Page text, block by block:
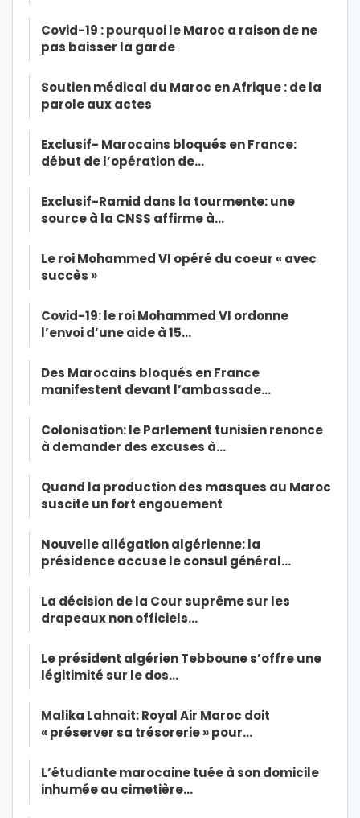
Covid-19 : pourquoi le Maroc a raison de ne
pas baisser la garde
Soutien médical du Maroc en Afrique : de la
parole aux actes
Exclusif- Marocains bloqués en France:
début de l’opération de…
Exclusif-Ramid dans la tourmente: une
source à la CNSS affirme à…
Le roi Mohammed VI opéré du coeur « avec
succès »
Covid-19: le roi Mohammed VI ordonne
l’envoi d’une aide à 15…
Des Marocains bloqués en France
manifestent devant l’ambassade…
Colonisation: le Parlement tunisien renonce
à demander des excuses à…
Quand la production des masques au Maroc
suscite un fort engouement
Nouvelle allégation algérienne: la
présidence accuse le consul général…
La décision de la Cour suprême sur les
drapeaux non officiels…
Le président algérien Tebboune s’offre une
légitimité sur le dos…
Malika Lahnait: Royal Air Maroc doit
« préserver sa trésorerie » pour…
L’étudiante marocaine tuée à son domicile
inhumée au cimetière…